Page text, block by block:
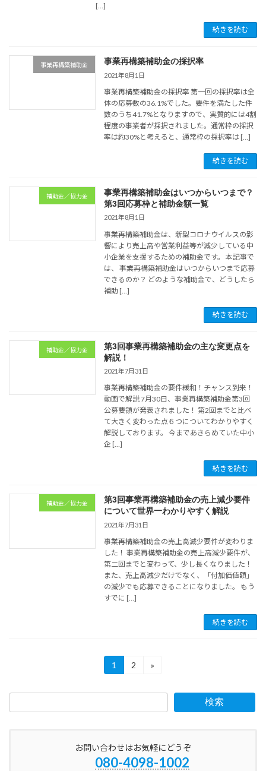
[…]
続きを読む
事業再構築補助金 事業再構築補助金の採択率
2021年8月1日
事業再構築補助金の採択率 第一回の採択率は全
体の応募数の36.1%でした。要件を満たした件
数のうち41.7%となりますので、実質的には4割
程度の事業者が採択されました。通常枠の採択
率は約30%と考えると、通常枠の採択率は […]
続きを読む
補助金／協力金
事業再構築補助金はいつからいつまで？
第3回応募枠と補助金額一覧
2021年8月1日
事業再構築補助金は、新型コロナウイルスの影
響により売上高や営業利益等が減少している中
小企業を支援するための補助金です。 本記事で
は、 事業再構築補助金はいつからいつまで応募
できるのか？ どのような補助金で、どうしたら
補助 […]
続きを読む
補助金／協力金
第3回事業再構築補助金の主な変更点を
解説！
2021年7月31日
事業再構築補助金の要件緩和！チャンス到来！
動画で解説 7月30日、事業再構築補助金第3回
公募要領が発表されました！ 第2回までと比べ
て大きく変わった点６つについてわかりやすく
解説しております。 今まであきらめていた中小
企 […]
続きを読む
補助金／協力金
第3回事業再構築補助金の売上減少要件
について世界一わかりやすく解説
2021年7月31日
事業再構築補助金の売上高減少要件が変わりま
した！ 事業再構築補助金の売上高減少要件が、
第二回までと変わって、少し長くなりました！
また、売上高減少だけでなく、「付加価値額」
の減少でも応募できることになりました。 もう
すでに […]
続きを読む
の
固
定
ジ
1
固
ジ
2 »
検索
お問い合わせはお気軽にどうぞ
080-4098-1002